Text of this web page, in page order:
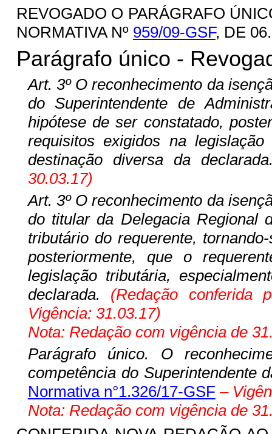
REVOGADO O PARÁGRAFO
NORMATIVA Nº 959/09-GSF, DE
Parágrafo único -
Art. 3ºO reconhecimento da
do Superintendente de
hipótese de ser constatado,
requisitos exigidos na
destinação diversa da
30.03.17)
Art. 3º O reconhecimento da
do titular da Delegacia Regional
tributário do requerente,
posteriormente, que o
legislação tributária,
declarada. (Redação conferida
Vigência: 31.03.17)
Nota: Redação com vigência de
Parágrafo único. O
competência do Superintendente
Normativa n°1.326/17-GSF –
Nota: Redação com vigência de